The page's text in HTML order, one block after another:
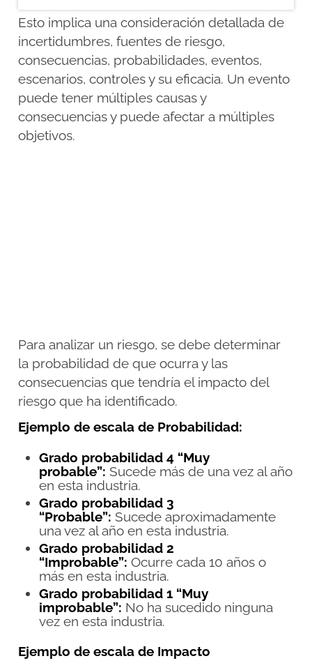
Esto implica una consideración detallada de
incertidumbres, fuentes de riesgo,
consecuencias, probabilidades, eventos,
escenarios, controles y su eficacia. Un evento
puede tener múltiples causas y
consecuencias y puede afectar a múltiples
objetivos.
Para analizar un riesgo, se debe determinar
la probabilidad de que ocurra y las
consecuencias que tendría el impacto del
riesgo que ha identificado.
Ejemplo de escala de Probabilidad:
Grado probabilidad 4 “Muy
probable”: Sucede más de una vez al año
en esta industria.
Grado probabilidad 3
“Probable”: Sucede aproximadamente
una vez al año en esta industria.
Grado probabilidad 2
“Improbable”: Ocurre cada 10 años o
más en esta industria.
Grado probabilidad 1 “Muy
improbable”: No ha sucedido ninguna
vez en esta industria.
Ejemplo de escala de Impacto